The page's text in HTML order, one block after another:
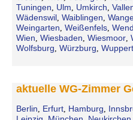
Tuningen Ulm Umkirch
Wädenswil, Waiblingen
Weingarten Weißenfels,
Wien Wiesbaden Wiesmoor,
Wolfsburg Würzburg
aktuelle WG-Zimmer
Berlin Erfurt, Hamburg